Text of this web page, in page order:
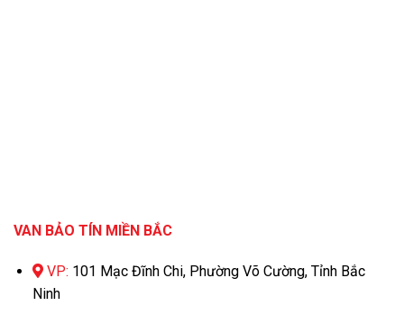
VAN BẢO TÍN MIỀN BẮC
VP: 101 Mạc Đĩnh Chi, Phường Võ Cường, Tỉnh Bắc
Ninh